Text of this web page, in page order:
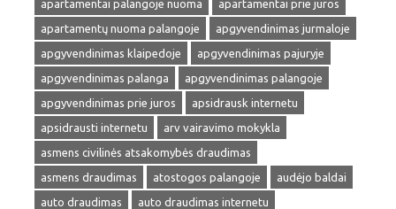
apartamentai palangoje nuoma
apartamentai prie juros
apartamentų nuoma palangoje
apgyvendinimas jurmaloje
apgyvendinimas klaipedoje
apgyvendinimas pajuryje
apgyvendinimas palanga
apgyvendinimas palangoje
apgyvendinimas prie juros
apsidrausk internetu
apsidrausti internetu
arv vairavimo mokykla
asmens civilinės atsakomybės draudimas
asmens draudimas
atostogos palangoje
audėjo baldai
auto draudimas
auto draudimas internetu